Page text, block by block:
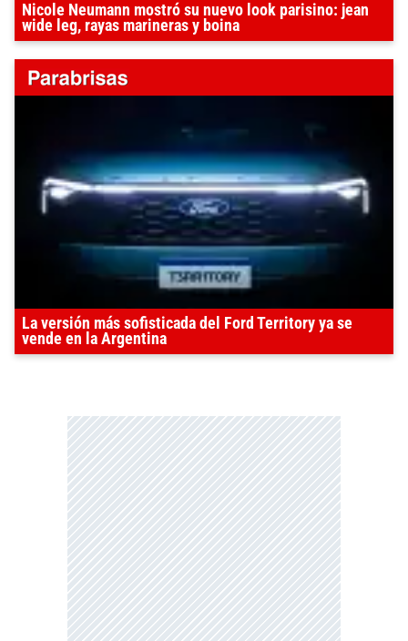
Nicole Neumann mostró su nuevo look parisino: jean
wide leg, rayas marineras y boina
La versión más sofisticada del Ford Territory ya se
vende en la Argentina